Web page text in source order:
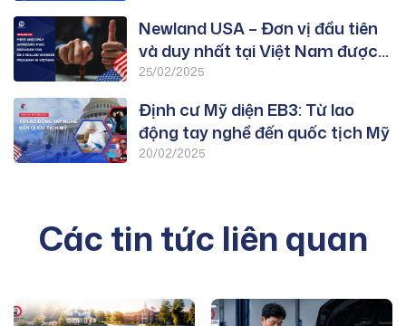
Newland USA – Đơn vị đầu tiên
và duy nhất tại Việt Nam được
duyệt PWD chương trình EB-3:
25/02/2025
Định cư Mỹ diện EB3: Từ lao
động tay nghề đến quốc tịch Mỹ
20/02/2025
Các tin tức liên quan